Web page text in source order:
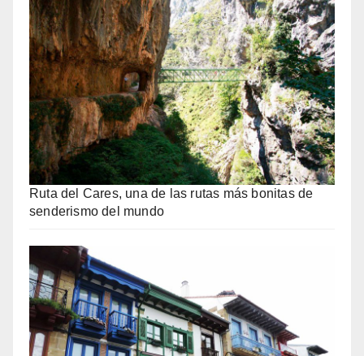
Ruta del Cares, una de las rutas más bonitas de
senderismo del mundo